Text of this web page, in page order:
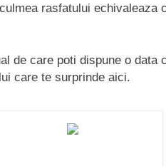
rasfatului echivaleaza
de care poti dispune o data
care te surprinde aici.